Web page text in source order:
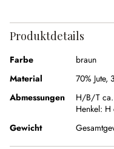
Produktdetails
Farbe
braun
Material
70% Jute,
Abmessungen
H/B/T
Henkel: H
Gewicht